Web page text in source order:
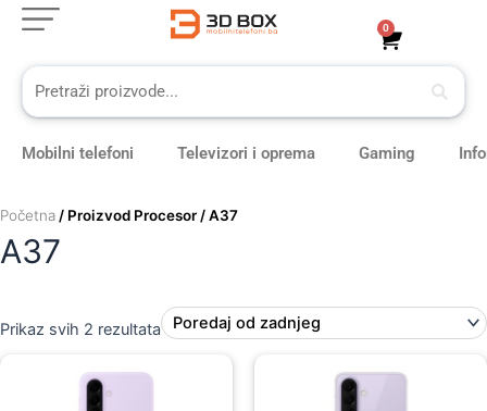
Skip
content
0
Cart
Mobilni telefoni Televizori i oprema Gaming
Početna / Proizvod Procesor / A37
A37
Prikaz svih 2 rezultata
Sorted
by
latest